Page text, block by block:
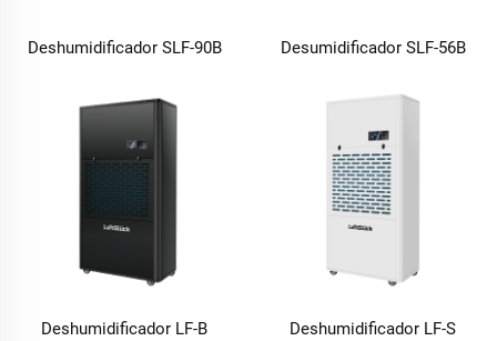
Deshumidificador SLF-90B Desumidificador SLF-56B
Deshumidificador LF-B Deshumidificador LF-S